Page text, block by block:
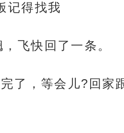
记得找我
飞快回了一条。
了，等会儿?回家